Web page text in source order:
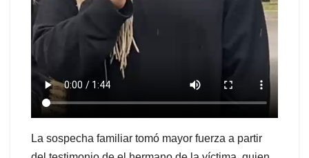
La sospecha familiar tomó mayor fuerza a partir